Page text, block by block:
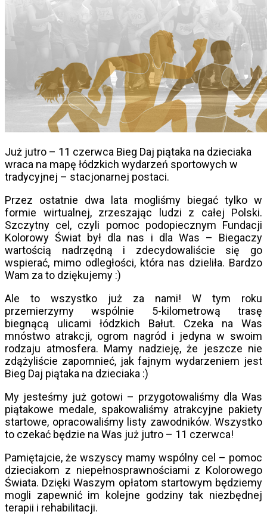
Już jutro – 11 czerwca Bieg Daj piątaka na dzieciaka
wraca na mapę łódzkich wydarzeń sportowych w
tradycyjnej – stacjonarnej postaci.
Przez ostatnie dwa lata mogliśmy biegać tylko w
formie wirtualnej, zrzeszając ludzi z całej Polski.
Szczytny cel, czyli pomoc podopiecznym Fundacji
Kolorowy Świat był dla nas i dla Was – Biegaczy
wartością nadrzędną i zdecydowaliście się go
wspierać, mimo odległości, która nas dzieliła. Bardzo
Wam za to dziękujemy :)
Ale to wszystko już za nami! W tym roku
przemierzymy wspólnie 5-kilometrową trasę
biegnącą ulicami łódzkich Bałut. Czeka na Was
mnóstwo atrakcji, ogrom nagród i jedyna w swoim
rodzaju atmosfera. Mamy nadzieję, że jeszcze nie
zdążyliście zapomnieć, jak fajnym wydarzeniem jest
Bieg Daj piątaka na dzieciaka :)
My jesteśmy już gotowi – przygotowaliśmy dla Was
piątakowe medale, spakowaliśmy atrakcyjne pakiety
startowe, opracowaliśmy listy zawodników. Wszystko
to czekać będzie na Was już jutro – 11 czerwca!
Pamiętajcie, że wszyscy mamy wspólny cel – pomoc
dzieciakom z niepełnosprawnościami z Kolorowego
Świata. Dzięki Waszym opłatom startowym będziemy
mogli zapewnić im kolejne godziny tak niezbędnej
terapii i rehabilitacji.